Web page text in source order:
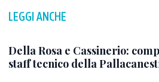
LEGGI ANCHE
Della Rosa e Cassinerio:
staff tecnico della